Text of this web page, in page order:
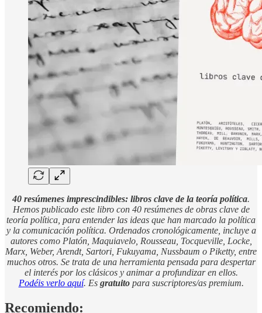
40 resúmenes imprescindibles: libros clave de la teoría política.
Hemos publicado este libro con 40 resúmenes de obras clave de
teoría política, para entender las ideas que han marcado la política
y la comunicación política. Ordenados cronológicamente, incluye a
autores como Platón, Maquiavelo, Rousseau, Tocqueville, Locke,
Marx, Weber, Arendt, Sartori, Fukuyama, Nussbaum o Piketty, entre
muchos otros. Se trata de una herramienta pensada para despertar
el interés por los clásicos y animar a profundizar en ellos.
Podéis verlo aquí. Es gratuitopara suscriptores/as premium.
Recomiendo: